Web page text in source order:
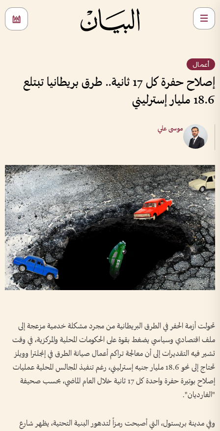
أعمال
إصلاح حفرة كل 17 ثانية.. طرق بريطانيا تبتلع
18.6 مليار إسترليني
موسى علي
تحولت أزمة الحفر في الطرق البريطانية من مجرد مشكلة خدمية مزعجة إلى
ملف اقتصادي وسياسي يضغط بقوة على الحكومات المحلية والمركزية، في وقت
تشير فيه التقديرات إلى أن معالجة تراكم أعمال صيانة الطرق في إنجلترا وويلز
تحتاج إلى نحو 18.6 مليار جنيه إسترليني، رغم تنفيذ المجالس المحلية عمليات
إصلاح بوتيرة حفرة واحدة كل 17 ثانية خلال العام الماضي، بحسب صحيفة
"الغارديان".
وفي مدينة بريستول، التي أصبحت رمزاً لتدهور البنية التحتية، يظهر شارع